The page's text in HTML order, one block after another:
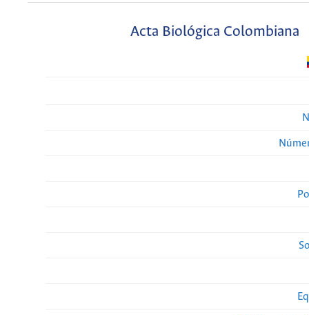
Acta Biológica Colombiana